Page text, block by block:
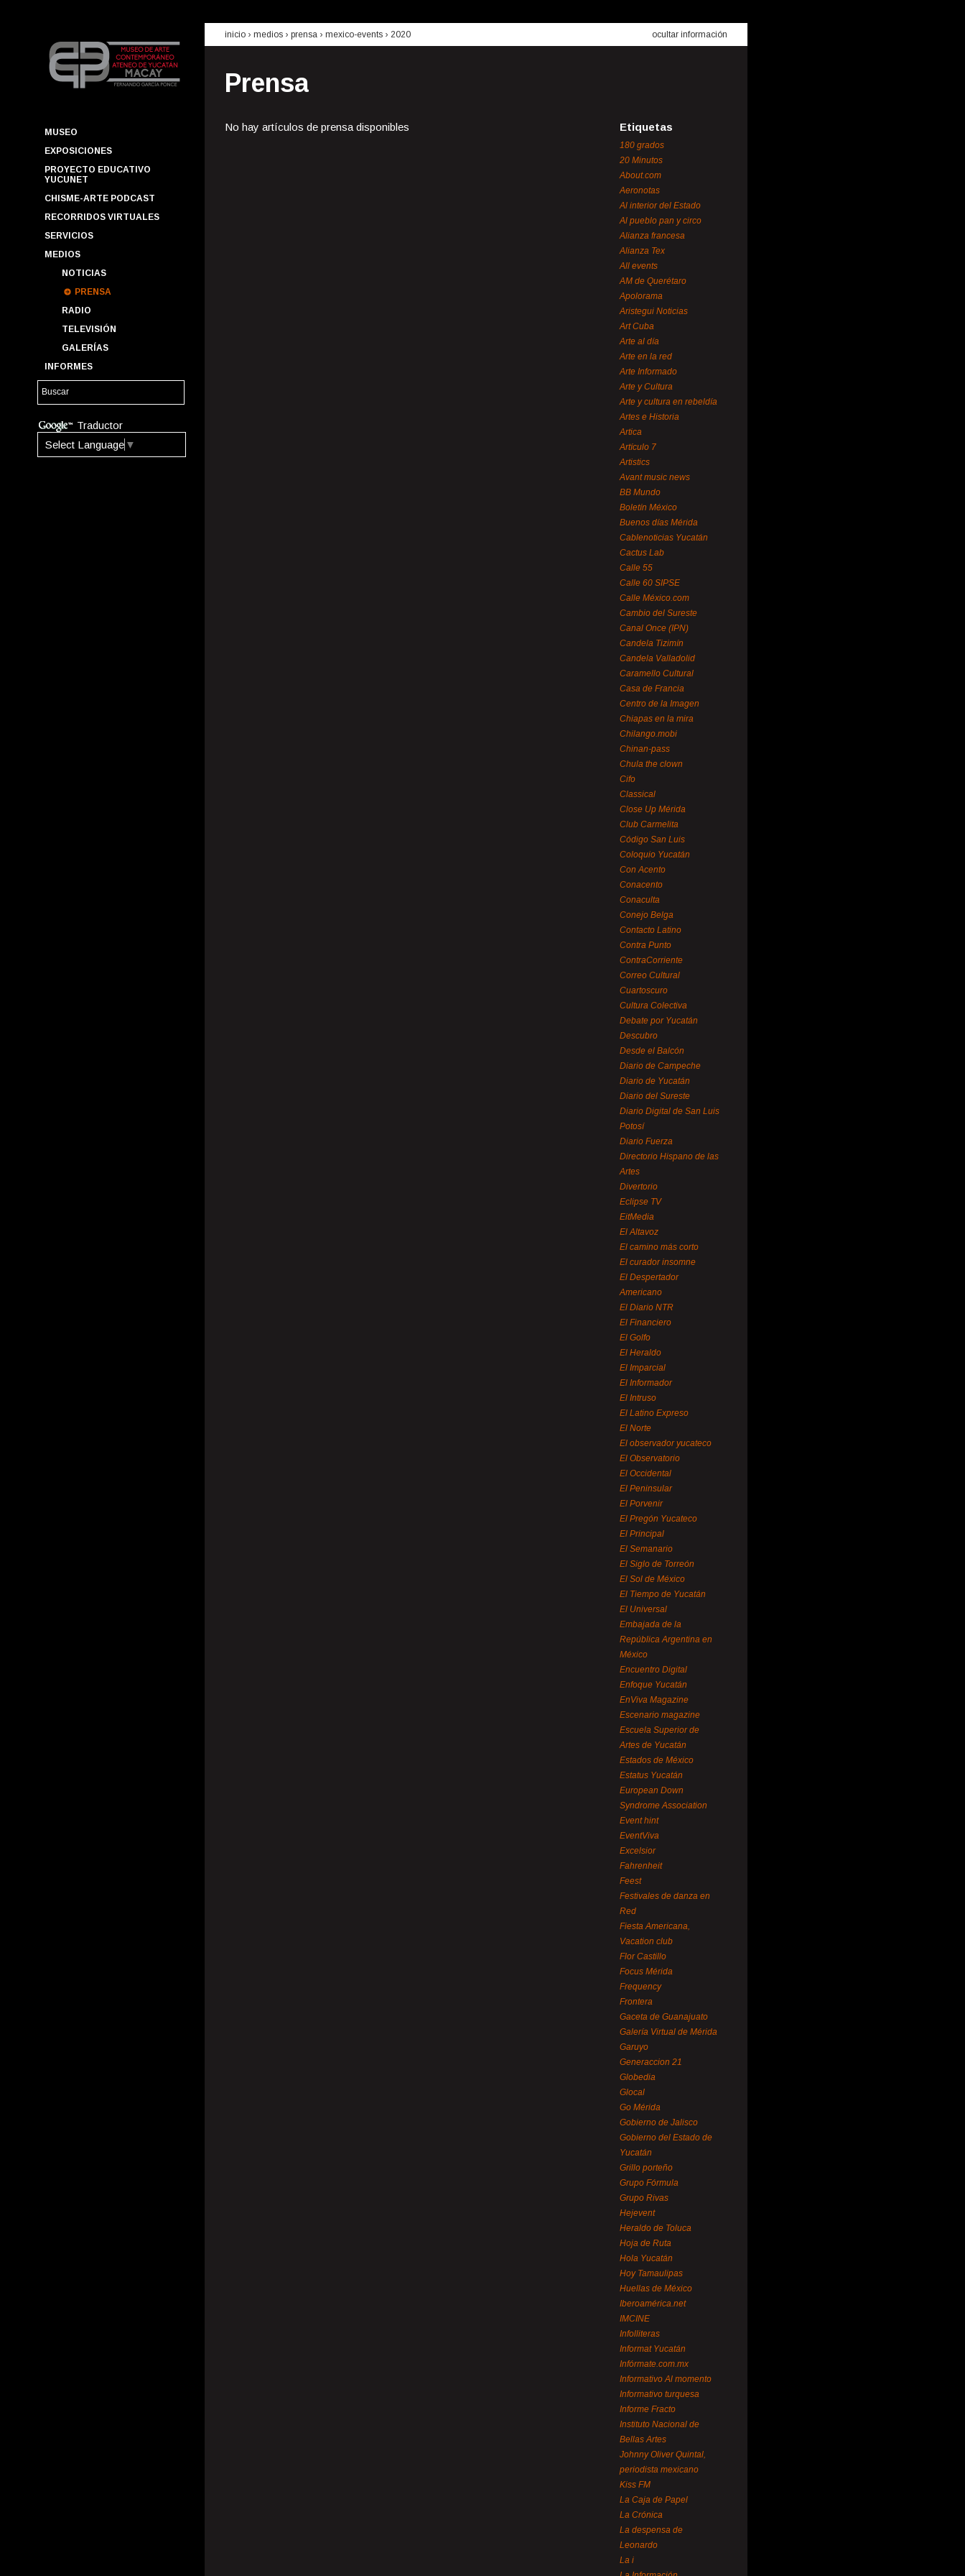
MUSEO
EXPOSICIONES
PROYECTO EDUCATIVO
YUCUNET
CHISME-ARTE PODCAST
RECORRIDOS VIRTUALES
SERVICIOS
MEDIOS
NOTICIAS
PRENSA
RADIO
TELEVISIÓN
GALERÍAS
INFORMES
Traductor
Select Language ▼
inicio › medios › prensa › mexico-events › 2020 ocultar información
Prensa
No hay artículos de prensa disponibles Etiquetas
180 grados
20 Minutos
About.com
Aeronotas
Al interior del Estado
Al pueblo pan y circo
Alianza francesa
Alianza Tex
All events
AM de Querétaro
Apolorama
Aristegui Noticias
Art Cuba
Arte al día
Arte en la red
Arte Informado
Arte y Cultura
Arte y cultura en rebeldía
Artes e Historia
Artica
Artículo 7
Artistics
Avant music news
BB Mundo
Boletín México
Buenos días Mérida
Cablenoticias Yucatán
Cactus Lab
Calle 55
Calle 60 SIPSE
Calle México.com
Cambio del Sureste
Canal Once (IPN)
Candela Tizimín
Candela Valladolid
Caramello Cultural
Casa de Francia
Centro de la Imagen
Chiapas en la mira
Chilango.mobi
Chinan-pass
Chula the clown
Cifo
Classical
Close Up Mérida
Club Carmelita
Código San Luis
Coloquio Yucatán
Con Acento
Conacento
Conaculta
Conejo Belga
Contacto Latino
Contra Punto
ContraCorriente
Correo Cultural
Cuartoscuro
Cultura Colectiva
Debate por Yucatán
Descubro
Desde el Balcón
Diario de Campeche
Diario de Yucatán
Diario del Sureste
Diario Digital de San Luis
Potosí
Diario Fuerza
Directorio Hispano de las
Artes
Divertorio
Eclipse TV
EitMedia
El Altavoz
El camino más corto
El curador insomne
El Despertador
Americano
El Diario NTR
El Financiero
El Golfo
El Heraldo
El Imparcial
El Informador
El Intruso
El Latino Expreso
El Norte
El observador yucateco
El Observatorio
El Occidental
El Peninsular
El Porvenir
El Pregón Yucateco
El Principal
El Semanario
El Siglo de Torreón
El Sol de México
El Tiempo de Yucatán
El Universal
Embajada de la
República Argentina en
México
Encuentro Digital
Enfoque Yucatán
EnViva Magazine
Escenario magazine
Escuela Superior de
Artes de Yucatán
Estados de México
Estatus Yucatán
European Down
Syndrome Association
Event hint
EventViva
Excelsior
Fahrenheit
Feest
Festivales de danza en
Red
Fiesta Americana,
Vacation club
Flor Castillo
Focus Mérida
Frequency
Frontera
Gaceta de Guanajuato
Galería Virtual de Mérida
Garuyo
Generaccion 21
Globedia
Glocal
Go Mérida
Gobierno de Jalisco
Gobierno del Estado de
Yucatán
Grillo porteño
Grupo Fórmula
Grupo Rivas
Hejevent
Heraldo de Toluca
Hoja de Ruta
Hola Yucatán
Hoy Tamaulipas
Huellas de México
Iberoamérica.net
IMCINE
Infolliteras
Informat Yucatán
Infórmate.com.mx
Informativo Al momento
Informativo turquesa
Informe Fracto
Instituto Nacional de
Bellas Artes
Johnny Oliver Quintal,
periodista mexicano
Kiss FM
La Caja de Papel
La Crónica
La despensa de
Leonardo
La i